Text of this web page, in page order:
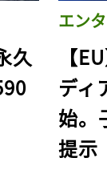
久
エン
【
ディ
始。
提示